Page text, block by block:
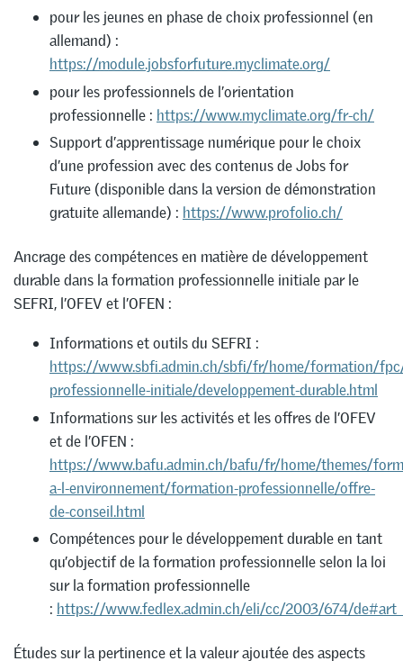
pour les jeunes en phase de choix professionnel (en
allemand) :
https://module.jobsforfuture.myclimate.org/
pour les professionnels de l’orientation
professionnelle : https://www.myclimate.org/fr-ch/
Support d’apprentissage numérique pour le choix
d’une profession avec des contenus de Jobs for
Future (disponible dans la version de démonstration
gratuite allemande) : https://www.profolio.ch/
Ancrage des compétences en matière de développement
durable dans la formation professionnelle initiale par le
SEFRI, l’OFEV et l’OFEN :
Informations et outils du SEFRI :
https://www.sbfi.admin.ch/sbfi/fr/home/formation/
professionnelle-initiale/developpement-durable.html
Informations sur les activités et les offres de l’OFEV
et de l’OFEN :
https://www.bafu.admin.ch/bafu/fr/home/themes/
a-l-environnement/formation-professionnelle/offre-
de-conseil.html
Compétences pour le développement durable en tant
qu’objectif de la formation professionnelle selon la loi
sur la formation professionnelle
: https://www.fedlex.admin.ch/eli/cc/2003/674/
Études sur la pertinence et la valeur ajoutée des aspects